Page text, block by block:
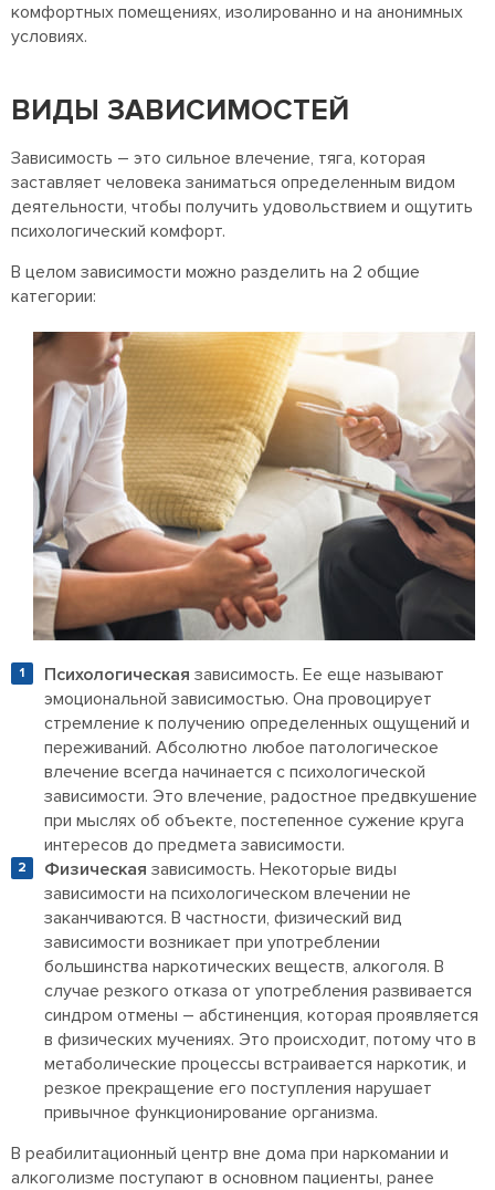
комфортных помещениях, изолированно и на анонимных
условиях.
ВИДЫ ЗАВИСИМОСТЕЙ
Зависимость – это сильное влечение, тяга, которая
заставляет человека заниматься определенным видом
деятельности, чтобы получить удовольствием и ощутить
психологический комфорт.
В целом зависимости можно разделить на 2 общие
категории:
Психологическая зависимость. Ее еще называют
эмоциональной зависимостью. Она провоцирует
стремление к получению определенных ощущений и
переживаний. Абсолютно любое патологическое
влечение всегда начинается с психологической
зависимости. Это влечение, радостное предвкушение
при мыслях об объекте, постепенное сужение круга
интересов до предмета зависимости.
Физическая зависимость. Некоторые виды
зависимости на психологическом влечении не
заканчиваются. В частности, физический вид
зависимости возникает при употреблении
большинства наркотических веществ, алкоголя. В
случае резкого отказа от употребления развивается
синдром отмены – абстиненция, которая проявляется
в физических мучениях. Это происходит, потому что в
метаболические процессы встраивается наркотик, и
резкое прекращение его поступления нарушает
привычное функционирование организма.
В реабилитационный центр вне дома при наркомании и
алкоголизме поступают в основном пациенты, ранее